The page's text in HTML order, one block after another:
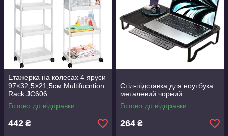
Етажерка на колесах 4 яруси
97×32,5×21,5см Multifucntion
Rack JC606
Готово до відправки
442 ₴
Стіл-підставка для ноутбука
металевий чорний
Готово до відправки
264 ₴